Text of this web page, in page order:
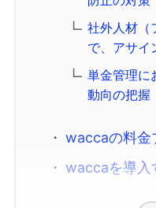
社外人材（
で、アサイ
単金管理に
動向の把握
waccaの料金
waccaを導入